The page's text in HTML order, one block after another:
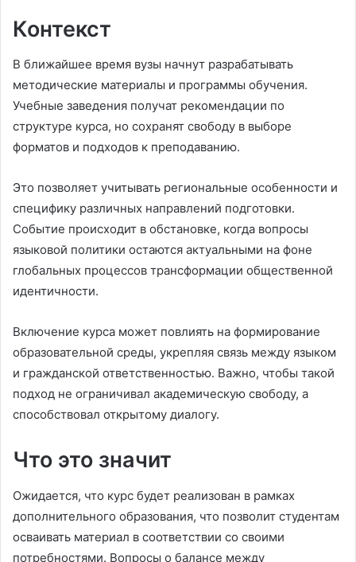
Контекст
В ближайшее время вузы начнут разрабатывать
методические материалы и программы обучения.
Учебные заведения получат рекомендации по
структуре курса, но сохранят свободу в выборе
форматов и подходов к преподаванию.
Это позволяет учитывать региональные особенности и
специфику различных направлений подготовки.
Событие происходит в обстановке, когда вопросы
языковой политики остаются актуальными на фоне
глобальных процессов трансформации общественной
идентичности.
Включение курса может повлиять на формирование
образовательной среды, укрепляя связь между языком
и гражданской ответственностью. Важно, чтобы такой
подход не ограничивал академическую свободу, а
способствовал открытому диалогу.
Что это значит
Ожидается, что курс будет реализован в рамках
дополнительного образования, что позволит студентам
осваивать материал в соответствии со своими
потребностями. Вопросы о балансе между